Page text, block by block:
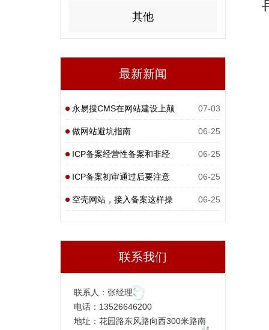
其他
最新新闻
永易搜CMS在网站建设上颠
覆性
07-03
做网站避坑指南 06-25
ICP备案经营性备案和非经
营性
06-25
ICP备案初审通过后要注意
什么
06-25
空壳网站，接入备案这样操 06-25
联系我们
联系人：张经理
电话：13526646200
地址：花园路东风路向西300米路南